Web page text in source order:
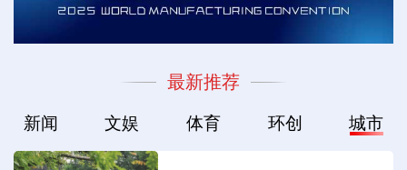
最新推荐
新闻 文娱 体育 环创 城市